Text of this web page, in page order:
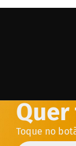
Quer
Toque no